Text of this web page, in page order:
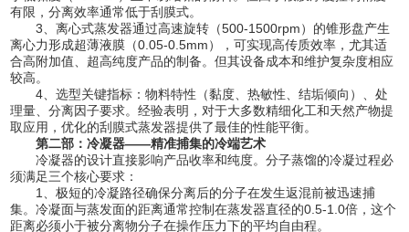
有限，分离效率通常低于刮膜式。
3、离心式蒸发器通过高速旋转（500-1500rpm）的锥形盘产生
离心力形成超薄液膜（0.05-0.5mm），可实现高传质效率，尤其适
合高附加值、超高纯度产品的制备。但其设备成本和维护复杂度相应
较高。
4、选型关键指标：物料特性（黏度、热敏性、结垢倾向）、处
理量、分离因子要求。经验表明，对于大多数精细化工和天然产物提
取应用，优化的刮膜式蒸发器提供了最佳的性能平衡。
第二部：冷凝器——精准捕集的冷端艺术
冷凝器的设计直接影响产品收率和纯度。分子蒸馏的冷凝过程必
须满足三个核心要求：
1、极短的冷凝路径确保分离后的分子在发生返混前被迅速捕
集。冷凝面与蒸发面的距离通常控制在蒸发器直径的0.5-1.0倍，这个
距离必须小于被分离物分子在操作压力下的平均自由程。